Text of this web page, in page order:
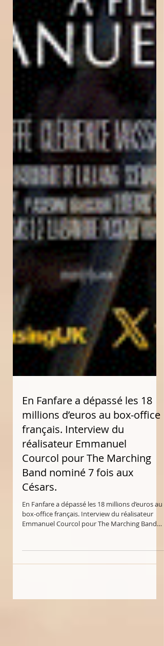
En Fanfare a dépassé les 18
millions d’euros au box-office
français. Interview du
réalisateur Emmanuel
Courcol pour The Marching
Band nominé 7 fois aux
Césars.
En Fanfare a dépassé les 18 millions d’euros au
Emmanuel Courcol pour The Marching Band